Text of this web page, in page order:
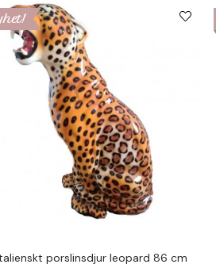
porslinsdjur leopard 86 cm